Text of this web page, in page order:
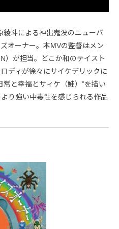
綾斗による神出鬼没のニューバ
オーナー。本MVの監督はメン
）が担当。どこか和のテイスト
ディが徐々にサイケデリックに
と幸福とサィケ（鮭）”を描い
り強い中毒性を感じられる作品